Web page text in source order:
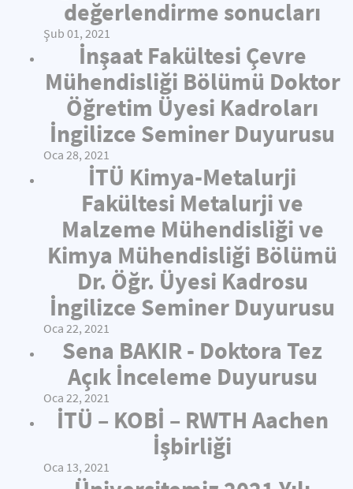
değerlendirme sonucları
Şub 01, 2021
İnşaat Fakültesi Çevre
Mühendisliği Bölümü Doktor
Öğretim Üyesi Kadroları
İngilizce Seminer Duyurusu
Oca 28, 2021
İTÜ Kimya-Metalurji
Fakültesi Metalurji ve
Malzeme Mühendisliği ve
Kimya Mühendisliği Bölümü
Dr. Öğr. Üyesi Kadrosu
İngilizce Seminer Duyurusu
Oca 22, 2021
Sena BAKIR - Doktora Tez
Açık İnceleme Duyurusu
Oca 22, 2021
İTÜ – KOBİ – RWTH Aachen
İşbirliği
Oca 13, 2021